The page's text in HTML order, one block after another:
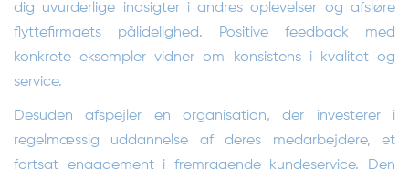
dig uvurderlige indsigter i andres oplevelser og afsløre
flyttefirmaets pålidelighed. Positive feedback med
konkrete eksempler vidner om konsistens i kvalitet og
service.
Desuden afspejler en organisation, der investerer i
regelmæssig uddannelse af deres medarbejdere, et
fortsat engagement i fremragende kundeservice. Den